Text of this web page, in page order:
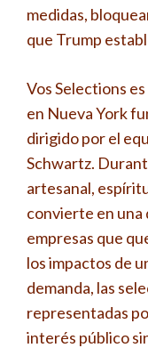
medidas,
que Trump
Vos Selections
en Nueva York
dirigido por el
Schwartz.
artesanal,
convierte en una
empresas que
los impactos de
demanda, las
representadas
interés público